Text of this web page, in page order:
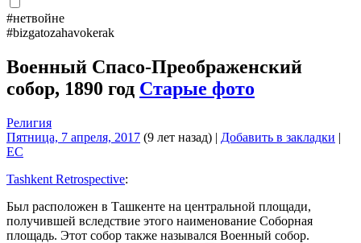
#нетвойне
#bizgatozahavokerak
Военный Спасо-Преображенский
собор, 1890 год Старые фото
Религия
Пятница, 7 апреля, 2017 (9 лет назад) | Добавить в закладки |
EC
Tashkent Retrospective:
Был расположен в Ташкенте на центральной площади,
получившей вследствие этого наименование Соборная
площадь. Этот собор также назывался Военный собор.